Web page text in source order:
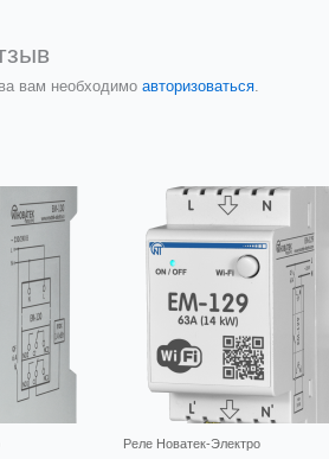
вам необходимо авторизоваться
Реле Новатек-Электро